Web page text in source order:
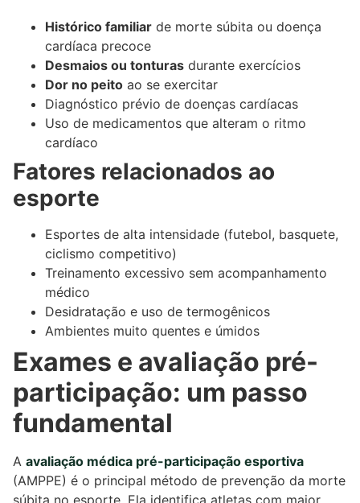
Histórico familiar de morte súbita ou doença
cardíaca precoce
Desmaios ou tonturas durante exercícios
Dor no peito ao se exercitar
Diagnóstico prévio de doenças cardíacas
Uso de medicamentos que alteram o ritmo
cardíaco
Fatores relacionados ao
esporte
Esportes de alta intensidade (futebol, basquete,
ciclismo competitivo)
Treinamento excessivo sem acompanhamento
médico
Desidratação e uso de termogênicos
Ambientes muito quentes e úmidos
Exames e avaliação pré-
participação: um passo
fundamental
A avaliação médica pré-participação esportiva
(AMPPE) é o principal método de prevenção da morte